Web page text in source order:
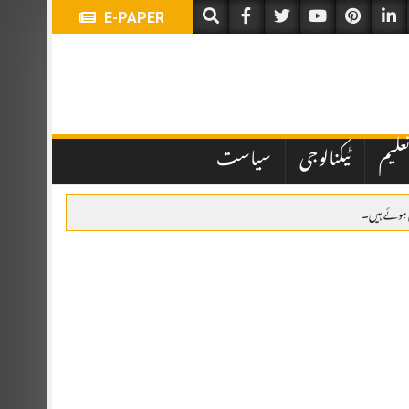
E-PAPER
تعلیم ٹیکنالوجی سیاست
مقابلہ منتخب